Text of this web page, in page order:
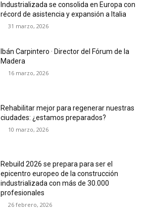
Industrializada se consolida en Europa con
récord de asistencia y expansión a Italia
31 marzo, 2026
Ibán Carpintero · Director del Fórum de la
Madera
16 marzo, 2026
Rehabilitar mejor para regenerar nuestras
ciudades: ¿estamos preparados?
10 marzo, 2026
Rebuild 2026 se prepara para ser el
epicentro europeo de la construcción
industrializada con más de 30.000
profesionales
26 febrero, 2026